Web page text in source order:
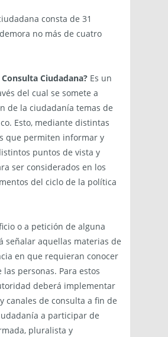
consta de 31
no más de cuatro
Ciudadana? Es un
del cual se somete a
de la ciudadanía temas de
Esto, mediante distintas
que permiten informar y
puntos de vista y
ser considerados en los
del ciclo de la política
o a petición de alguna
señalar aquellas materias de
en que requieran conocer
personas. Para estos
deberá implementar
canales de consulta a fin de
a participar de
pluralista y